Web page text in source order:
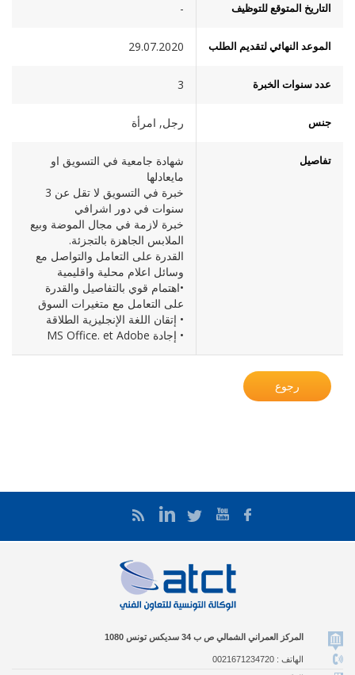
التاريخ المتوقع للتوظيف -
الموعد النهائي لتقديم الطلب 29.07.2020
عدد سنوات الخبرة 3
جنس رجل, امرأة
تفاصيل
شهادة جامعية في التسويق او
مايعادلها
خبرة في التسويق لا تقل عن 3
سنوات في دور اشرافي
خبرة لازمة في مجال الموضة وبيع
الملابس الجاهزة بالتجزئة.
القدرة على التعامل والتواصل مع
وسائل اعلام محلية واقليمية
•اهتمام قوي بالتفاصيل والقدرة
على التعامل مع متغيرات السوق
• إتقان اللغة الإنجليزية الطلاقة
• إجادة MS Office. et Adobe
رجوع
المركز العمراني الشمالي ص ب 34 سديكس تونس 1080
الهاتف : 0021671234720